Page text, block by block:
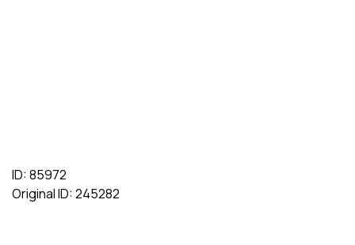
ID: 85972
Original ID: 245282